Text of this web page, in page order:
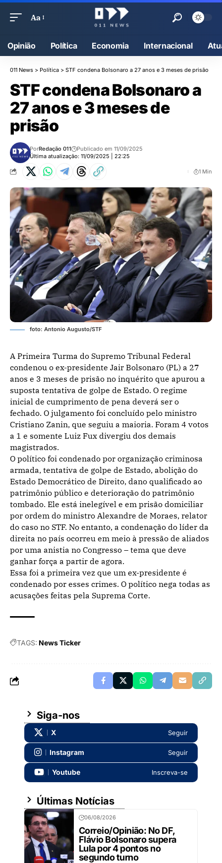
Aa
Opinião Política Economia Internacional
011 News > Política > STF condena Bolsonaro a 27 anos e 3 meses de prisão
STF condena Bolsonaro a
27 anos e 3 meses de
prisão
Última atualização: 11/09/2025 | 22:25
PorRedação 011 Publicado em 11/09/2025
1 Min
foto: Antonio Augusto/STF
A Primeira Turma do Supremo Tribunal Federal
condenou o ex-presidente Jair Bolsonaro (PL) a 27
anos e 3 meses de prisão no inquérito que apurou a
suposta tentativa de golpe de Estado. O regime
inicial de cumprimento de pena deverá ser o
fechado. O julgamento foi concluído pelo ministro
Cristiano Zanin, que seguiu a maioria. Foram 4 votos
a 1 e somente Luiz Fux divergiu dos demais
magistrados.
O político foi condenado por organização criminosa
armada, tentativa de golpe de Estado, abolição do
Estado Democrático de Direito, dano qualificado ao
patrimônio público e deterioração do patrimônio
tombado. Ele está inelegível e em prisão domiciliar
por ordem do ministro Alexandre de Moraes, relator
do caso no STF. No entanto, a condenação do líder da
direita no país ocorreu em meio à pressão de aliados
por uma anistia no Congresso – tema que deve
ganhar força a partir de agora.
Essa foi a primeira vez que um ex-presidente é
condenado por esses crimes. O político nega todas as
acusações feitas pela Suprema Corte.
TAGS: News Ticker
Siga-nos
X Seguir
Instagram Seguir
Youtube Inscreva-se
Últimas Notícias
06/08/2026
Correio/Opinião: No DF,
Flávio Bolsonaro supera
Lula por 4 pontos no
segundo turno